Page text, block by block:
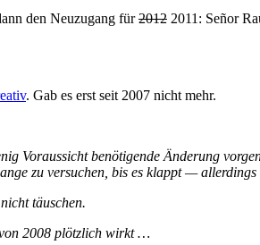
den Neuzugang für2012 2011: Señor
. Gab es erst seit 2007 nicht mehr.
Voraussicht benötigende Änderung
zu versuchen, bis es klappt —
täuschen.
2008 plötzlich wirkt …